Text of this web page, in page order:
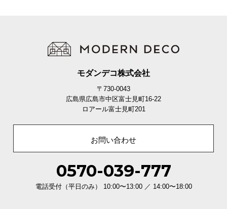
モダンデコ株式会社
〒730-0043
広島県広島市中区富士見町16-22
ロアール富士見町201
お問い合わせ
0570-039-777
電話受付（平日のみ） 10:00〜13:00 ／ 14:00〜18:00